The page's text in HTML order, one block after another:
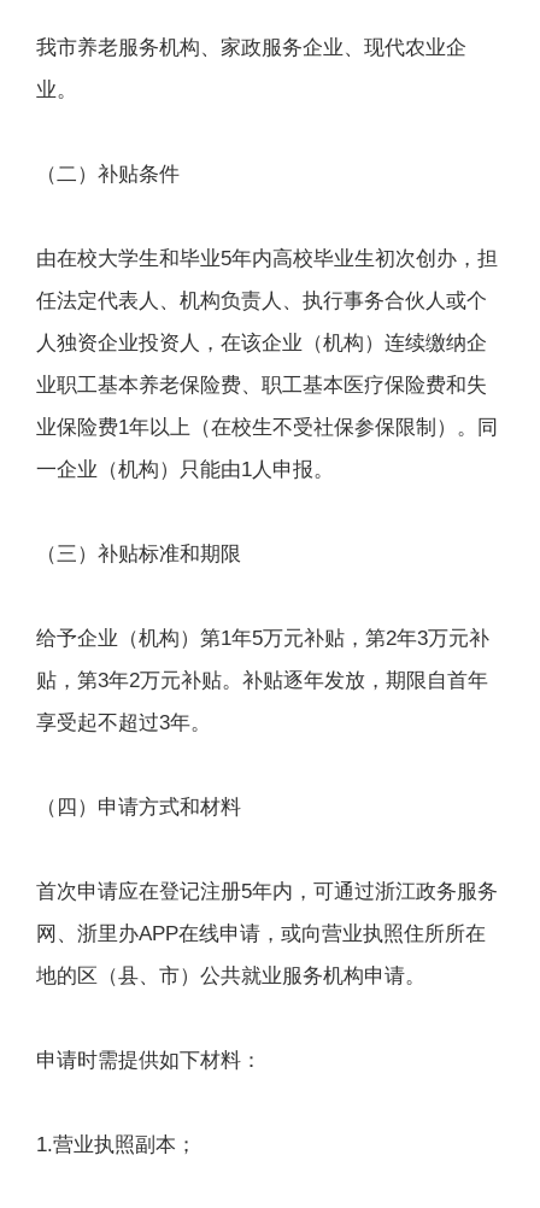
我市养老服务机构、家政服务企业、现代农业企
业。
（二）补贴条件
由在校大学生和毕业5年内高校毕业生初次创办，担
任法定代表人、机构负责人、执行事务合伙人或个
人独资企业投资人，在该企业（机构）连续缴纳企
业职工基本养老保险费、职工基本医疗保险费和失
业保险费1年以上（在校生不受社保参保限制）。同
一企业（机构）只能由1人申报。
（三）补贴标准和期限
给予企业（机构）第1年5万元补贴，第2年3万元补
贴，第3年2万元补贴。补贴逐年发放，期限自首年
享受起不超过3年。
（四）申请方式和材料
首次申请应在登记注册5年内，可通过浙江政务服务
网、浙里办APP在线申请，或向营业执照住所所在
地的区（县、市）公共就业服务机构申请。
申请时需提供如下材料：
1.营业执照副本；